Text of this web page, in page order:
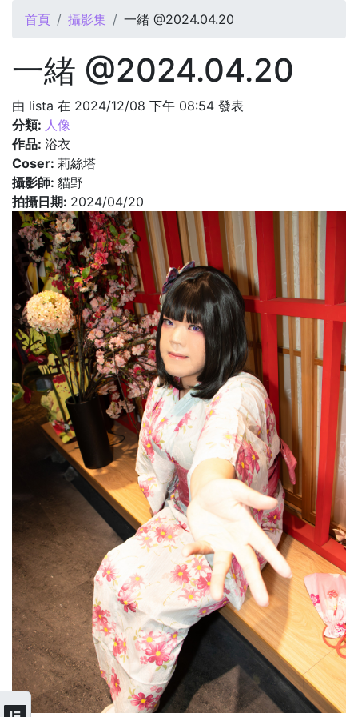
您在這裡
首頁 攝影集 一緒 @2024.04.20
一緒 @2024.04.20
由 lista 在 2024/12/08 下午 08:54 發表
分類: 人像
作品: 浴衣
Coser: 莉絲塔
攝影師: 貓野
拍攝日期: 2024/04/20